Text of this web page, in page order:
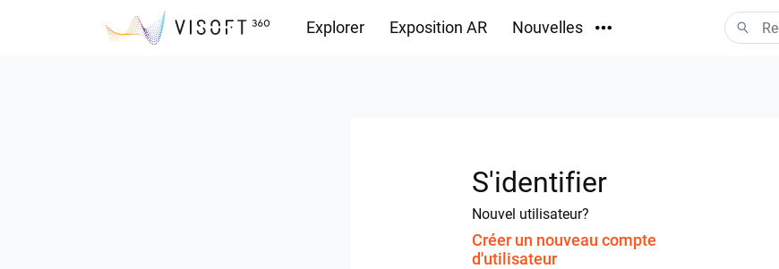
Explorer Exposition AR Nouvelles
S'identifier
Nouvel utilisateur?
Créer un nouveau compte
d'utilisateur